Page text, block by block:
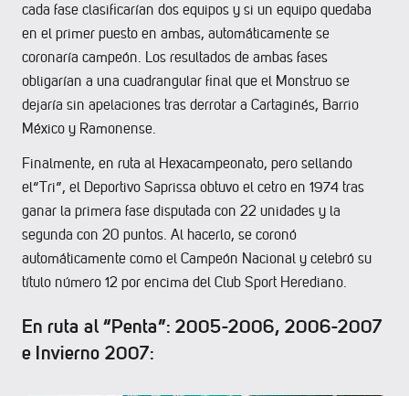
cada fase clasificarían dos equipos y si un equipo quedaba
en el primer puesto en ambas, automáticamente se
coronaría campeón. Los resultados de ambas fases
obligarían a una cuadrangular final que el Monstruo se
dejaría sin apelaciones tras derrotar a Cartaginés, Barrio
México y Ramonense.
Finalmente, en ruta al Hexacampeonato, pero sellando
el“Tri”, el Deportivo Saprissa obtuvo el cetro en 1974 tras
ganar la primera fase disputada con 22 unidades y la
segunda con 20 puntos. Al hacerlo, se coronó
automáticamente como el Campeón Nacional y celebró su
título número 12 por encima del Club Sport Herediano.
En ruta al “Penta”: 2005-2006, 2006-2007
e Invierno 2007: